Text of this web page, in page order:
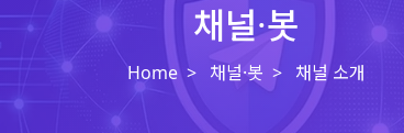
채널·봇
Home 채널·봇 채널 소개